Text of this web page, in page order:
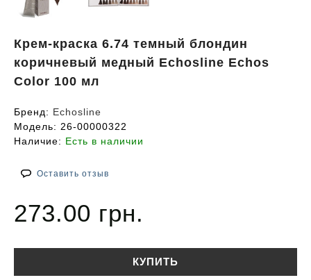
Крем-краска 6.74 темный блондин
коричневый медный Echosline Echos
Color 100 мл
Бренд: Echosline
Модель: 26-00000322
Наличие: Есть в наличии
Оставить отзыв
273.00 грн.
КУПИТЬ